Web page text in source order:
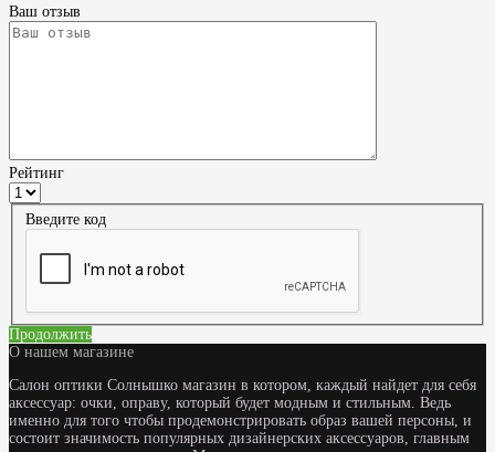
Ваш отзыв
Рейтинг
Введите код
Продолжить
О нашем магазине
Салон оптики Солнышко магазин в котором, каждый найдет для себя
аксессуар: очки, оправу, который будет модным и стильным. Ведь
именно для того чтобы продемонстрировать образ вашей персоны, и
состоит значимость популярных дизайнерских аксессуаров, главным